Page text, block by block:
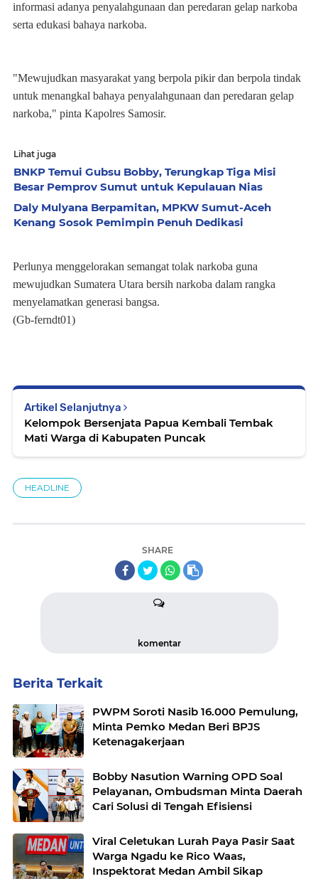
informasi adanya penyalahgunaan dan peredaran gelap narkoba
serta edukasi bahaya narkoba.
"Mewujudkan masyarakat yang berpola pikir dan berpola tindak
untuk menangkal bahaya penyalahgunaan dan peredaran gelap
narkoba," pinta Kapolres Samosir.
Lihat juga
BNKP Temui Gubsu Bobby, Terungkap Tiga Misi
Besar Pemprov Sumut untuk Kepulauan Nias
Daly Mulyana Berpamitan, MPKW Sumut-Aceh
Kenang Sosok Pemimpin Penuh Dedikasi
Perlunya menggelorakan semangat tolak narkoba guna
mewujudkan Sumatera Utara bersih narkoba dalam rangka
menyelamatkan generasi bangsa.
(Gb-ferndt01)
Artikel Selanjutnya
Kelompok Bersenjata Papua Kembali Tembak
Mati Warga di Kabupaten Puncak
HEADLINE
SHARE
komentar
Berita Terkait
PWPM Soroti Nasib 16.000 Pemulung,
Minta Pemko Medan Beri BPJS
Ketenagakerjaan
Bobby Nasution Warning OPD Soal
Pelayanan, Ombudsman Minta Daerah
Cari Solusi di Tengah Efisiensi
Viral Celetukan Lurah Paya Pasir Saat
Warga Ngadu ke Rico Waas,
Inspektorat Medan Ambil Sikap